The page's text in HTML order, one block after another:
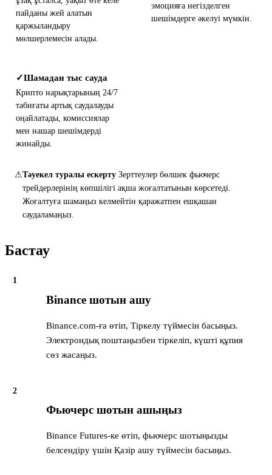
пайданы жей алатын
қаржыландыру
мөлшерлемесін алады.
эмоцияға негізделген
шешімдерге әкелуі мүмкін.
✓Шамадан тыс сауда
Крипто нарықтарының 24/7
табиғаты артық саудалауды
оңайлатады, комиссиялар
мен нашар шешімдерді
жинайды.
⚠Тәуекел туралы ескерту Зерттеулер бөлшек фьючерс
трейдерлерінің көпшілігі ақша жоғалтатынын көрсетеді.
Жоғалтуға шамаңыз келмейтін қаражатпен ешқашан
саудаламаңыз.
Бастау
1
Binance шотын ашу
Binance.com-ға өтіп, Тіркелу түймесін басыңыз.
Электрондық поштаңызбен тіркеліп, күшті құпия
сөз жасаңыз.
2
Фьючерс шотын ашыңыз
Binance Futures-ке өтіп, фьючерс шотыңызды
белсендіру үшін Қазір ашу түймесін басыңыз.